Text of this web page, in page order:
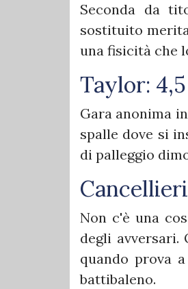
Seconda da
sostituito
una fisicità che
Taylor: 4,5
Gara anonima
spalle dove si
di palleggio
Non c'è una
degli
quando prova
battibaleno.